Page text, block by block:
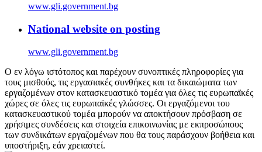
www.gli.government.bg
National website on posting
www.gli.government.bg
Ο εν λόγω ιστότοπος και παρέχουν συνοπτικές πληροφορίες για
τους μισθούς, τις εργασιακές συνθήκες και τα δικαιώματα των
εργαζομένων στον κατασκευαστικό τομέα για όλες τις ευρωπαϊκές
χώρες σε όλες τις ευρωπαϊκές γλώσσες. Οι εργαζόμενοι του
κατασκευαστικού τομέα μπορούν να αποκτήσουν πρόσβαση σε
χρήσιμες συνδέσεις και στοιχεία επικοινωνίας με εκπροσώπους
των συνδικάτων εργαζομένων που θα τους παράσχουν βοήθεια και
υποστήριξη, εάν χρειαστεί.